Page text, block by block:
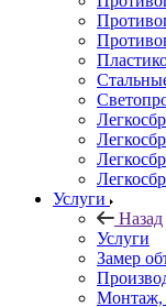
Услуги
Назад
Услуги
Замер
Монтаж,